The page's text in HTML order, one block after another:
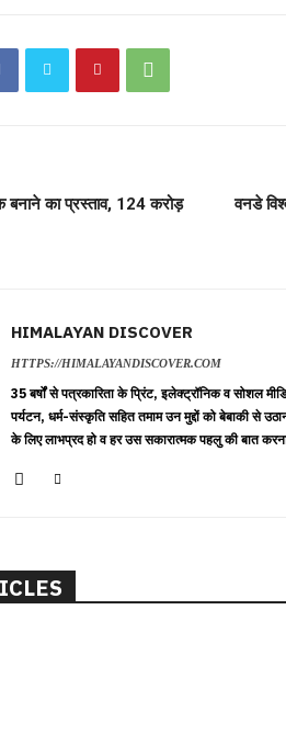
बनाने का प्रस्ताव, 124 करोड़
वनडे
HIMALAYAN DISCOVER
HTTPS://HIMALAYANDISCOVER.COM
35 बर्षों से पत्रकारिता के प्रिंट, इलेक्ट्रॉनिक व सोशल
पर्यटन, धर्म-संस्कृति सहित तमाम उन मुद्दों को बेबाकी से
के लिए लाभप्रद हो व हर उस सकारात्मक पहलु की बात